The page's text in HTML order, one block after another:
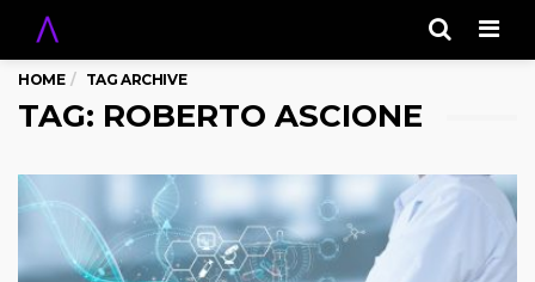
HOME TAG ARCHIVE
TAG: ROBERTO ASCIONE